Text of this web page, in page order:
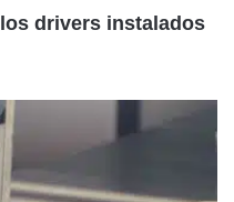
drivers instalados